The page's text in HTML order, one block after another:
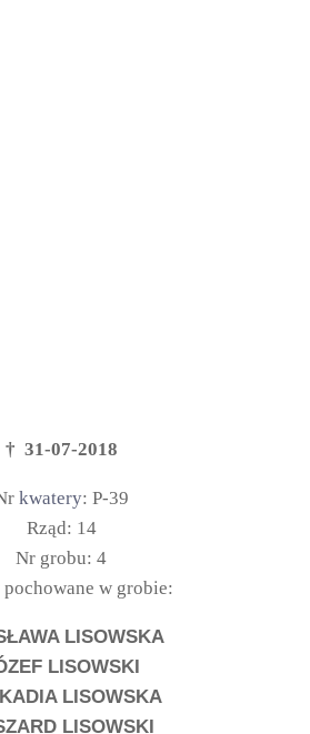
† 31-07-2018
kwatery: P-39
Rząd: 14
Nr grobu: 4
pochowane w grobie:
LISOWSKA
LISOWSKI
LISOWSKA
LISOWSKI